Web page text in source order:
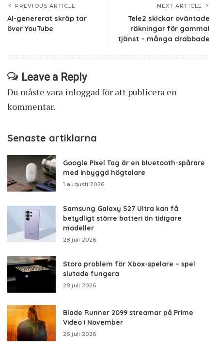
PREVIOUS ARTICLE
AI-genererat skräp tar
över YouTube
NEXT ARTICLE
Tele2 skickar oväntade
räkningar för gammal
tjänst – många drabbade
Leave a Reply
Du måste vara inloggadför att publicera en
kommentar.
Senaste artiklarna
Google Pixel Tag är en bluetooth-spårare
med inbyggd högtalare
1 augusti 2026
Samsung Galaxy S27 Ultra kan få
betydligt större batteri än tidigare
modeller
28 juli 2026
Stora problem för Xbox-spelare – spel
slutade fungera
28 juli 2026
Blade Runner 2099 streamar på Prime
Video i November
26 juli 2026